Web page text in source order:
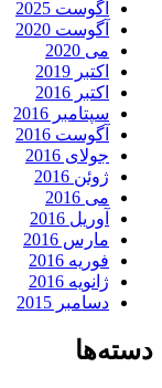
آگوست 2025
آگوست 2020
می 2020
اکتبر 2019
اکتبر 2016
سپتامبر 2016
آگوست 2016
جولای 2016
ژوئن 2016
می 2016
آوریل 2016
مارس 2016
فوریه 2016
ژانویه 2016
دسامبر 2015
دسته‌ها